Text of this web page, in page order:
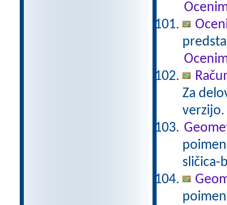
Za
sličica-